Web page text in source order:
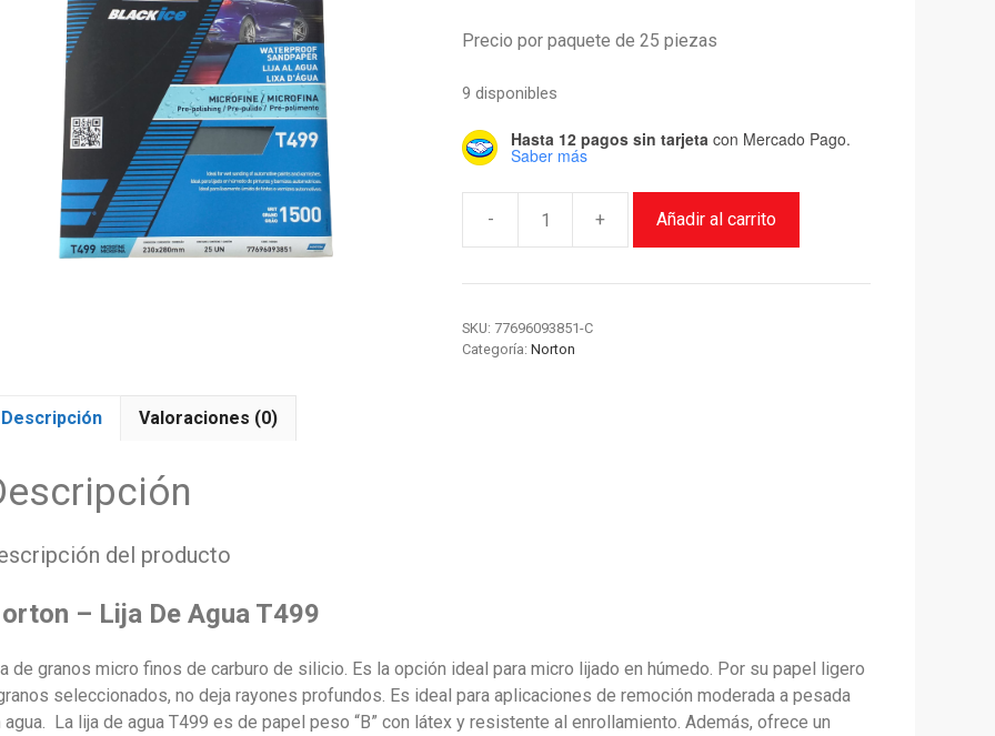
Precio por paquete de 25 piezas
9 disponibles
Hasta 12 pagos sin tarjeta con Mercado Pago.
Saber más
-
Agua
23
+ Añadir al carrito
SKU: 77696093851-C
Categoría: Norton
Descripción Valoraciones (0)
del producto
– Lija De Agua T499
de granos micro finos de carburo de silicio. Es la opción ideal para micro lijado en húmedo. Por su papel ligero
seleccionados, no deja rayones profundos. Es ideal para aplicaciones de remoción moderada a pesada
agua. La lija de agua T499 es de papel peso “B” con látex y resistente al enrollamiento. Además, ofrece un